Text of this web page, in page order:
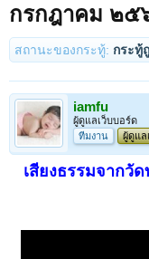
กรกฎาคม ๒๕
สถานะของกระทู้: กระทู้
iamfu
ผู้ดูแลเว็บบอร์ด
ทีมงาน
ผู้ดูแล
เสียงธรรมจากวั